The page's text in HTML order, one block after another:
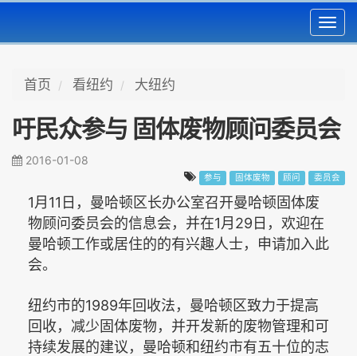
首页 看纽约 大纽约
吁民众参与 固体废物顾问委员会
2016-01-08
参与 固体废物 顾问 委员会
1月 11 日，曼哈顿区长办公室召开曼哈顿固体废
物顾问委员会的信息会，并在1月 29 日，欢迎在
曼哈顿工作或居住的的有兴趣人士，申请加入此
会。
纽约市的1989年回收法，曼哈顿区致力于提高
回收，减少固体废物，并开发新的废物管理和可
持续发展的建议，曼哈顿和纽约市有五十位的志